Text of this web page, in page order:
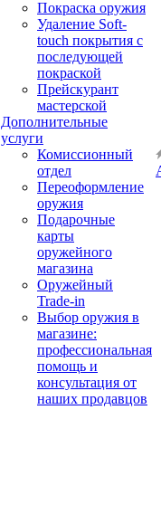
Покраска оружия
Удаление Soft-
touch покрытия с
последующей
покраской
Прейскурант
мастерской
Дополнительные
услуги
Комиссионный
отдел
Переоформление
оружия
Подарочные
карты
оружейного
магазина
Оружейный
Trade-in
Выбор оружия в
магазине:
профессиональная
помощь и
консультация от
наших продавцов